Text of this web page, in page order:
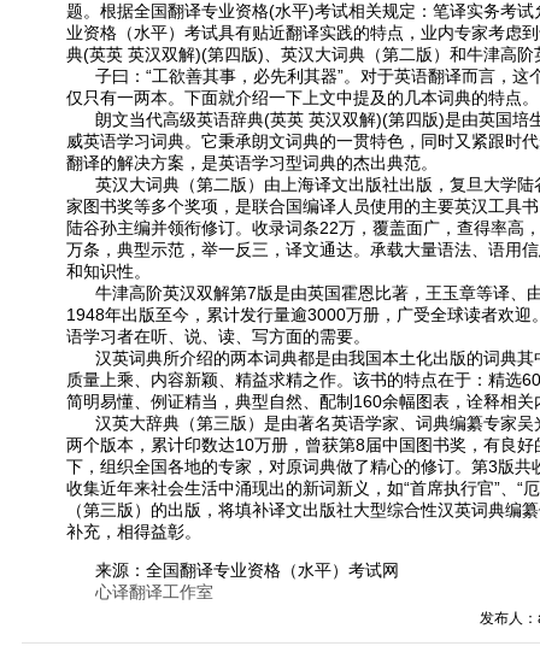
题。根据全国翻译专业资格(水平)考试相关规定：笔译实务考
业资格（水平）考试具有贴近翻译实践的特点，业内专家考虑
典(英英 英汉双解)(第四版)、英汉大词典（第二版）和牛津高
子曰：“工欲善其事，必先利其器”。对于英语翻译而言，
仅只有一两本。下面就介绍一下上文中提及的几本词典的特点。
朗文当代高级英语辞典(英英 英汉双解)(第四版)是由英国
威英语学习词典。它秉承朗文词典的一贯特色，同时又紧跟时
翻译的解决方案，是英语学习型词典的杰出典范。
英汉大词典（第二版）由上海译文出版社出版，复旦大学
家图书奖等多个奖项，是联合国编译人员使用的主要英汉工具
陆谷孙主编并领衔修订。收录词条22万，覆盖面广，查得率高
万条，典型示范，举一反三，译文通达。承载大量语法、语用
和知识性。
牛津高阶英汉双解第7版是由英国霍恩比著，王玉章等译、
1948年出版至今，累计发行量逾3000万册，广受全球读者欢
语学习者在听、说、读、写方面的需要。
汉英词典所介绍的两本词典都是由我国本土化出版的词典
质量上乘、内容新颖、精益求精之作。该书的特点在于：精选
简明易懂、例证精当，典型自然、配制160余幅图表，诠释相
汉英大辞典（第三版）是由著名英语学家、词典编纂专家
两个版本，累计印数达10万册，曾获第8届中国图书奖，有良
下，组织全国各地的专家，对原词典做了精心的修订。第3版
收集近年来社会生活中涌现出的新词新义，如“首席执行官”、“
（第三版）的出版，将填补译文出版社大型综合性汉英词典
补充，相得益彰。
来源：全国翻译专业资格（水平）考试网
心译翻译工作室
发布人